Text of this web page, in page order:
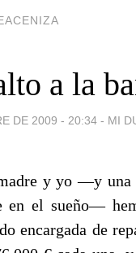
a la
DE 2009 - 20:34 - MI
y yo —y una
en el sueño—
encargada de